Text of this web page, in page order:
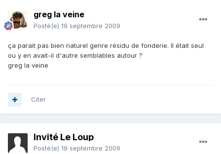
greg la veine
Posté(e) 19 septembre 2009
ça parait pas bien naturel genre résidu de fonderie. Il était seul
ou y en avait-il d'autre semblables autour ?
greg la veine
Citer
Invité Le Loup
Posté(e) 19 septembre 2009